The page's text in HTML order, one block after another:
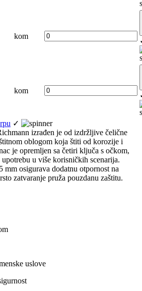
kom
kom
✓
izrađen je od izdržljive čelične
oblogom koja štiti od korozije i
je opremljen sa četiri ključa s očkom,
u više korisničkih scenarija.
osigurava dodatnu otpornost na
zatvaranje pruža pouzdanu zaštitu.
uslove